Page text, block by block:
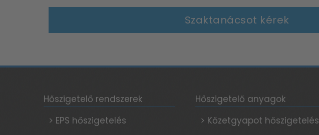
Szaktanácsot kérek
Hőszigetelő rendszerek
> EPS hőszigetelés
Hőszigetelő anyagok
> Kőzetgyapot hőszigetelés